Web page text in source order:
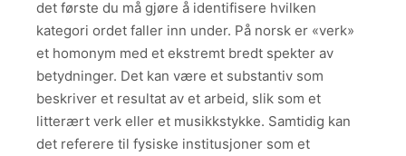
det første du må gjøre å identifisere hvilken
kategori ordet faller inn under. På norsk er «verk»
et homonym med et ekstremt bredt spekter av
betydninger. Det kan være et substantiv som
beskriver et resultat av et arbeid, slik som et
litterært verk eller et musikkstykke. Samtidig kan
det referere til fysiske institusjoner som et